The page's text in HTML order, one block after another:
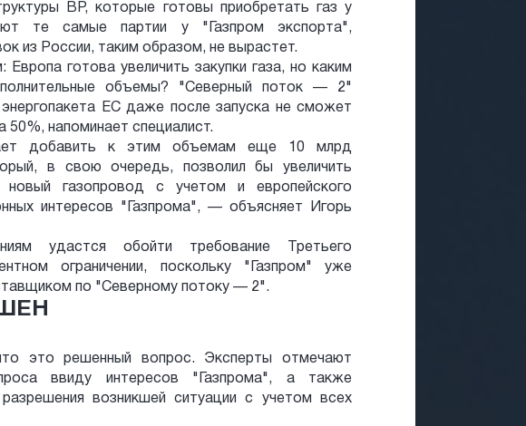
BP, которые готовы приобретать газ у
те самые партии у "Газпром экспорта",
из России, таким образом, не вырастет.
готова увеличить закупки газа, но каким
объемы? "Северный поток — 2"
ЕС даже после запуска не сможет
50%, напоминает специалист.
добавить к этим объемам еще 10 млрд
в свою очередь, позволил бы увеличить
новый газопровод с учетом и европейского
интересов "Газпрома", — объясняет Игорь
удастся обойти требование Третьего
ограничении, поскольку "Газпром" уже
по "Северному потоку — 2".
это решенный вопрос. Эксперты отмечают
ввиду интересов "Газпрома", а также
возникшей ситуации с учетом всех